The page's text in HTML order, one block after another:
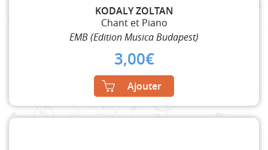
KODALY ZOLTAN
Chant et Piano
EMB (Edition Musica Budapest)
3,00€
Ajouter